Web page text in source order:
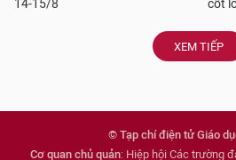
14-15/8
cốt
XEM TIẾP
© Tạp chí điện tử Giáo
Cơ quan chủ quản: Hiệp hội Các trường